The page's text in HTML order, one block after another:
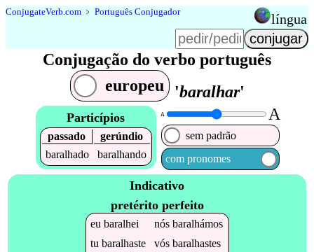
ConjugateVerb.com ﹥ Português Conjugador língua
Conjugação do verbo português
europeu
'baralhar'
Particípios
passado
gerúndio
baralhado
baralhando
A A
sem padrão
com pronomes
Indicativo
pretérito perfeito
eubaralhei nósbaralhámos
tubaralhaste vósbaralhastes